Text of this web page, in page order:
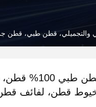
لفائف قطن
قطن، لفائف قطن